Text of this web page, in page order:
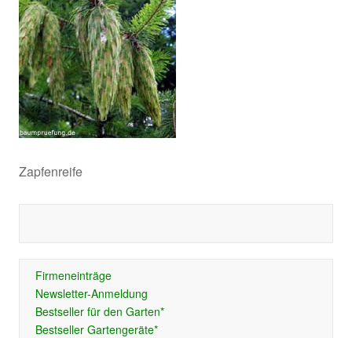
Zapfenreife
Firmeneinträge
Newsletter-Anmeldung
Bestseller für den Garten*
Bestseller Gartengeräte*